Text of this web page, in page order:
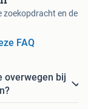
zoekopdracht en de
FAQ
overwegen bij